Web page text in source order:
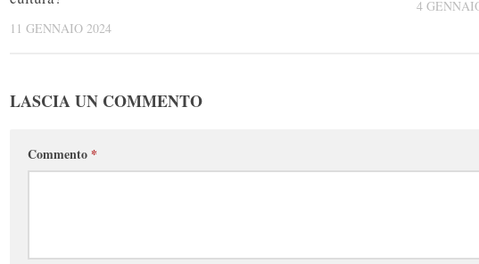
11 GENNAIO 2024
4
LASCIA UN COMMENTO
Commento *